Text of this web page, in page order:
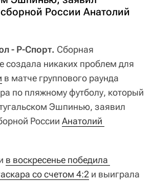
России Анатолий
- Р-Спорт. Сборная
создала никаких проблем для
в матче группового раунда
по пляжному футболу, который
Эшпинью, заявил
России Анатолий
в воскресенье победила
со счетом 4:2 и выиграла